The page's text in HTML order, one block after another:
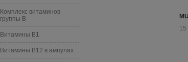
15
Комплекс витаминов
группы B
Витамины B1
Витамины B12 в ампулах